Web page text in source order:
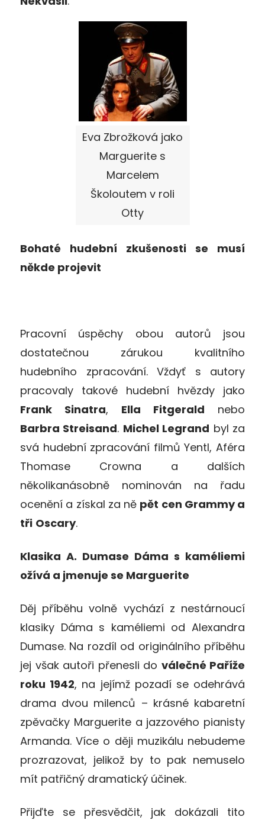
Eva Zbrožková jako
Marguerite s
Marcelem
Školoutem v roli
Otty
Bohaté hudební zkušenosti se musí
někde projevit
Pracovní úspěchy obou autorů jsou
dostatečnou zárukou kvalitního
hudebního zpracování. Vždyť s autory
pracovaly takové hudební hvězdy jako
Frank Sinatra, Ella Fitgerald nebo
Barbra Streisand. Michel Legrand byl za
svá hudební zpracování filmů Yentl, Aféra
Thomase Crowna a dalších
několikanásobně nominován na řadu
ocenění a získal za ně pět cen Grammy a
tři Oscary.
Klasika A. Dumase Dáma s kaméliemi
ožívá a jmenuje se Marguerite
Děj příběhu volně vychází z nestárnoucí
klasiky Dáma s kaméliemi od Alexandra
Dumase. Na rozdíl od originálního příběhu
jej však autoři přenesli do válečné Paříže
roku 1942, na jejímž pozadí se odehrává
drama dvou milenců – krásné kabaretní
zpěvačky Marguerite a jazzového pianisty
Armanda. Více o ději muzikálu nebudeme
prozrazovat, jelikož by to pak nemuselo
mít patřičný dramatický účinek.
Přijďte se přesvědčit, jak dokázali tito